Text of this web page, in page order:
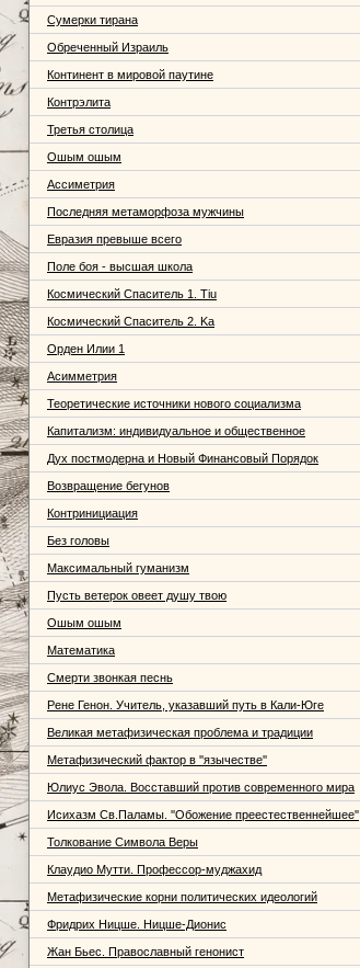
Сумерки тирана
Обреченный Израиль
Континент в мировой паутине
Контрэлита
Третья столица
Ошым ошым
Ассиметрия
Последняя метаморфоза мужчины
Евразия превыше всего
Поле боя - высшая школа
Космический Спаситель 1. Tiu
Космический Спаситель 2. Ka
Орден Илии 1
Асимметрия
Теоретические источники нового социализма
Капитализм: индивидуальное и общественное
Дух постмодерна и Новый Финансовый Порядок
Возвращение бегунов
Контринициация
Без головы
Максимальный гуманизм
Пусть ветерок овеет душу твою
Ошым ошым
Математика
Смерти звонкая песнь
Рене Генон. Учитель, указавший путь в Кали-Юге
Великая метафизическая проблема и традиции
Метафизический фактор в ''язычестве''
Юлиус Эвола. Восставший против современного мира
Исихазм Св.Паламы. ''Обожение преестественнейшее''
Толкование Символа Веры
Клаудио Мутти. Профессор-муджахид
Метафизические корни политических идеологий
Фридрих Ницше. Ницше-Дионис
Жан Бьес. Православный генонист